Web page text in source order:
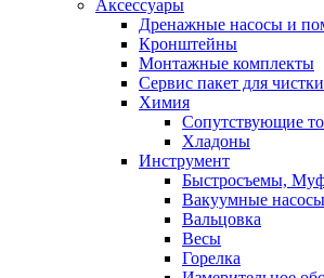
Аксессуары
Дренажные насосы и
Кронштейны
Монтажные комплекты
Сервис пакет для
Химия
Сопутствующие
Хладоны
Инструмент
Быстросъемы,
Вакуумные насосы
Вальцовка
Весы
Горелка